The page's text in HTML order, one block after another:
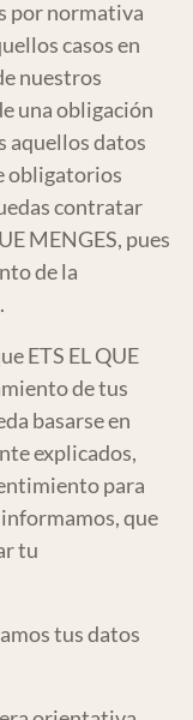
por normativa
casos en
nuestros
una obligación
aquellos datos
obligatorios
contratar
MENGES, pues
de la
ETS EL QUE
de tus
basarse en
explicados,
para
que
tu
tus datos